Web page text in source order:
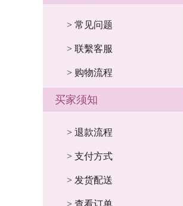
> 常见问题
> 联繫客服
> 购物流程
买家须知
> 退款流程
> 支付方式
> 发货配送
> 查看订单